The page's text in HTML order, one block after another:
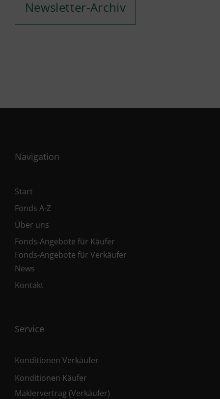
Newsletter-Archiv
Navigation
Start
Fonds A-Z
Über uns
Fonds-Angebote für Käufer
Fonds-Angebote für Verkäufer
News
Kontakt
Service
Konditionen Verkäufer
Konditionen Käufer
Maklervertrag (Verkäufer)